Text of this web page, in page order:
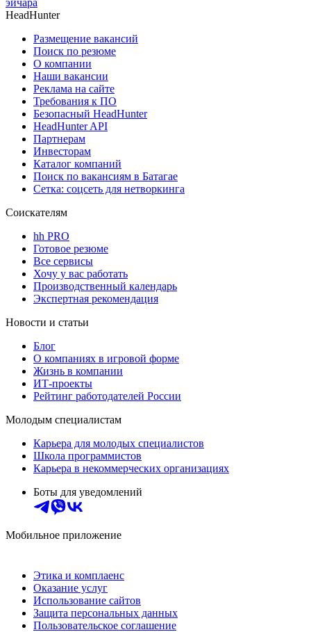
HeadHunter
Размещение вакансий
Поиск по резюме
О компании
Наши вакансии
Реклама на сайте
Требования к ПО
Безопасный HeadHunter
HeadHunter API
Партнерам
Инвесторам
Каталог компаний
Поиск по вакансиям в Батагае
Сетка: соцсеть для нетворкинга
Соискателям
hh PRO
Готовое резюме
Все сервисы
Хочу у вас работать
Производственный календарь
Экспертная рекомендация
Новости и статьи
Блог
О компаниях в игровой форме
Жизнь в компании
ИТ-проекты
Рейтинг работодателей России
Молодым специалистам
Карьера для молодых специалистов
Школа программистов
Карьера в некоммерческих организациях
Боты для уведомлений
Мобильное приложение
Этика и комплаенс
Оказание услуг
Использование сайтов
Защита персональных данных
Пользовательское соглашение